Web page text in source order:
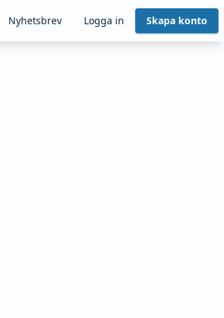
Nyhetsbrev Logga in Skapa konto